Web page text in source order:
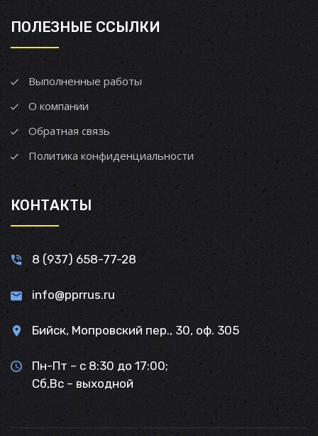
ПОЛЕЗНЫЕ ССЫЛКИ
Выполненные работы
О компании
Обратная связь
Политика конфиденциальности
КОНТАКТЫ
8 (937) 658-77-28
info@pprrus.ru
Бийск, Мопровский пер., 30, оф. 305
Пн-Пт – с 8:30 до 17:00;
Сб,Вс – выходной